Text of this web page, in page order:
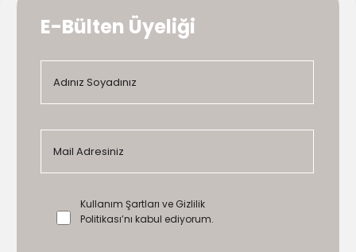
E-Bülten Üyeliği
Kullanım Şartları ve Gizlilik
Politikası’nı kabul ediyorum.